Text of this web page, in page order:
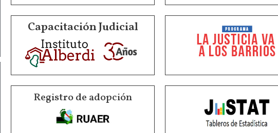
Capacitación Judicial
Registro de adopción